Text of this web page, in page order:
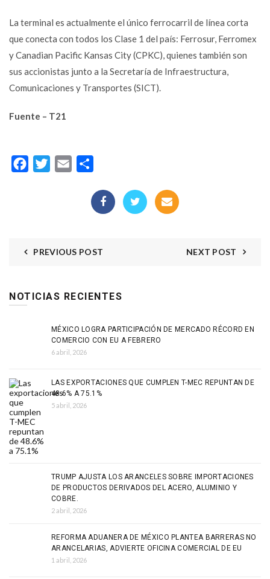
La terminal es actualmente el único ferrocarril de línea corta
que conecta con todos los Clase 1 del país: Ferrosur, Ferromex
y Canadian Pacific Kansas City (CPKC), quienes también son
sus accionistas junto a la Secretaría de Infraestructura,
Comunicaciones y Transportes (SICT).
Fuente – T21
FacebookTwitterEmail
PREVIOUS POST NEXT POST
NOTICIAS RECIENTES
MÉXICO LOGRA PARTICIPACIÓN DE MERCADO RÉCORD EN
COMERCIO CON EU A FEBRERO
6 abril, 2026
LAS EXPORTACIONES QUE CUMPLEN T-MEC REPUNTAN DE
48.6% A 75.1%
5 abril, 2026
TRUMP AJUSTA LOS ARANCELES SOBRE IMPORTACIONES
DE PRODUCTOS DERIVADOS DEL ACERO, ALUMINIO Y
COBRE.
2 abril, 2026
REFORMA ADUANERA DE MÉXICO PLANTEA BARRERAS NO
ARANCELARIAS, ADVIERTE OFICINA COMERCIAL DE EU
1 abril, 2026